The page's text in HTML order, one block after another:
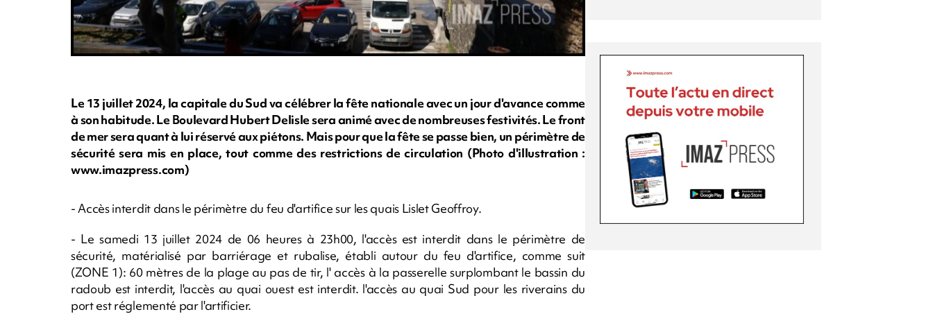
Le 13 juillet 2024, la capitale du Sud va célébrer la fête nationale avec un jour d'avance comme
à son habitude. Le Boulevard Hubert Delisle sera animé avec de nombreuses festivités. Le front
de mer sera quant à lui réservé aux piétons. Mais pour que la fête se passe bien, un périmètre de
sécurité sera mis en place, tout comme des restrictions de circulation (Photo d'illustration :
www.imazpress.com)
- Accès interdit dans le périmètre du feu d'artifice sur les quais Lislet Geoffroy.
- Le samedi 13 juillet 2024 de 06 heures à 23h00, l'accès est interdit dans le périmètre de
sécurité, matérialisé par barriérage et rubalise, établi autour du feu d'artifice, comme suit
(ZONE 1): 60 mètres de la plage au pas de tir, l' accès à la passerelle surplombant le bassin du
radoub est interdit, l'accès au quai ouest est interdit. l'accès au quai Sud pour les riverains du
port est réglementé par l'artificier.